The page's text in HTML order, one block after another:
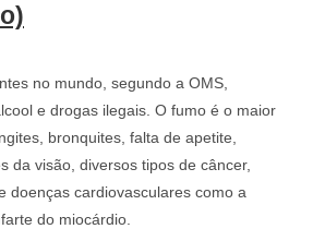
no mundo, segundo a OMS,
e drogas ilegais. O fumo é o maior
bronquites, falta de apetite,
da visão, diversos tipos de câncer,
doenças cardiovasculares como a
do miocárdio.